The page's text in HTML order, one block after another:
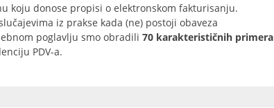
koju donose propisi o elektronskom fakturisanju.
iz prakse kada (ne) postoji obaveza
poglavlju smo obradili 70 karakterističnih primera
PDV-a.